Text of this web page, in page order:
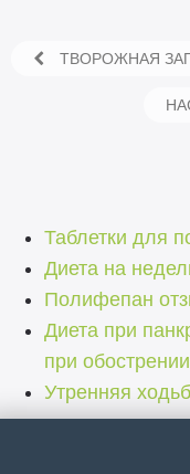
ТВОРОЖНАЯ
Таблетки для
Диета на
Полифепан
Диета при
при обострении
Утренняя